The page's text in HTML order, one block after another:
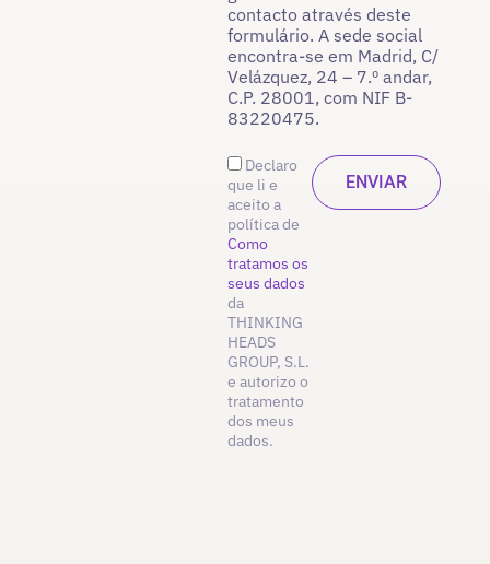
contacto através deste
formulário. A sede social
encontra-se em Madrid, C/
Velázquez, 24 – 7.º andar,
C.P. 28001, com NIF B-
83220475.
Declaro
que li e
aceito a
política de
Como
tratamos os
seus dados
da
THINKING
HEADS
GROUP, S.L.
e autorizo o
tratamento
dos meus
dados.